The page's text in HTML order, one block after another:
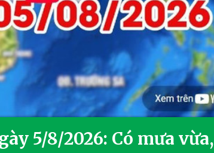
5/8/2026: Có mưa vừa,